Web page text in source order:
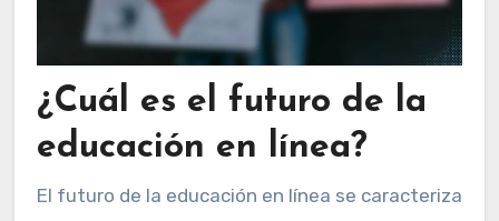
¿Cuál es el futuro de la
educación en línea?
El futuro de la educación en línea se caracteriza